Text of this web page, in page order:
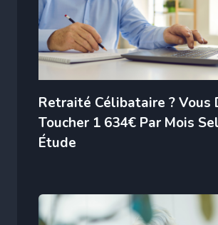
Retraité Célibataire ? Vous
Toucher 1 634€ Par Mois
Étude